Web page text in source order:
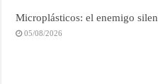
Microplásticos: el enemigo
05/08/2026